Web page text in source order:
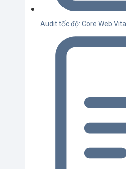
Audit tốc độ: Core Web